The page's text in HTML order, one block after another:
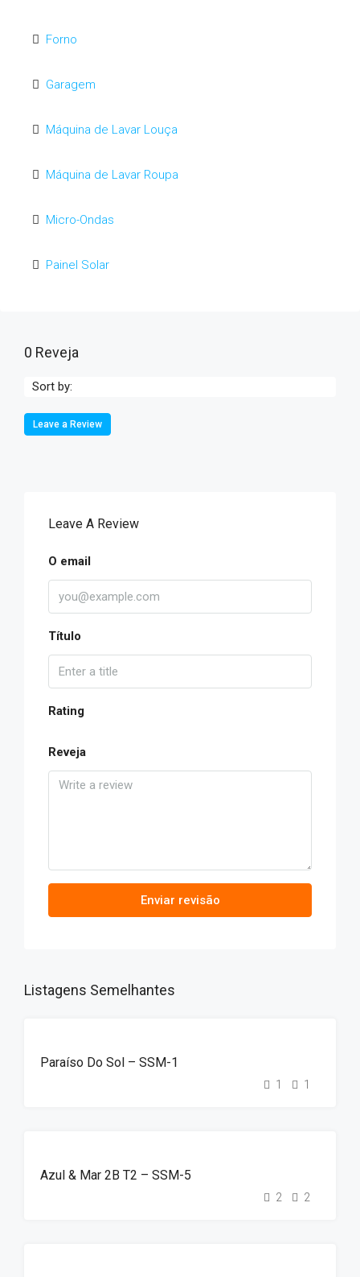
Forno
Garagem
Máquina de Lavar Louça
Máquina de Lavar Roupa
Micro-Ondas
Painel Solar
0 Reveja
Sort by:
Leave a Review
Leave A Review
O email
Título
Rating
Reveja
Enviar revisão
Listagens Semelhantes
Paraíso Do Sol – SSM-1
1 1
Azul & Mar 2B T2 – SSM-5
2 2